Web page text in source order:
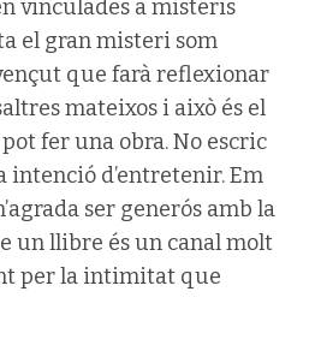
vinculades a misteris
el gran misteri som
que farà reflexionar
mateixos i això és el
fer una obra. No escric
intenció d’entretenir. Em
ser generós amb la
un llibre és un canal molt
per la intimitat que